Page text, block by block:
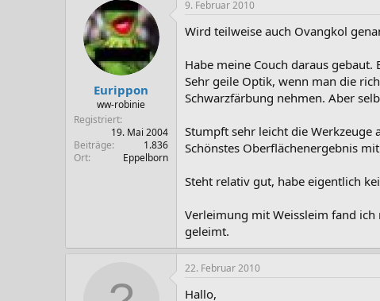
Eurippon
ww-robinie
Registriert
19. Mai 2004
Beiträge
1.836
Ort
Eppelborn
9. Februar 2010
Wird teilweise auch Ovangkol
Habe meine Couch daraus gebaut.
Sehr geile Optik, wenn man die
Schwarzfärbung nehmen. Aber
Stumpft sehr leicht die Werkzeuge
Schönstes Oberflächenergebnis
Steht relativ gut, habe eigentlich
Verleimung mit Weissleim fand
geleimt.
22. Februar 2010
Hallo,